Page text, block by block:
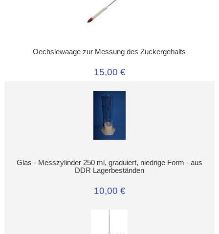
Oechslewaage zur Messung des Zuckergehalts
15,00 €
Glas - Messzylinder 250 ml, graduiert, niedrige Form - aus
DDR Lagerbeständen
10,00 €